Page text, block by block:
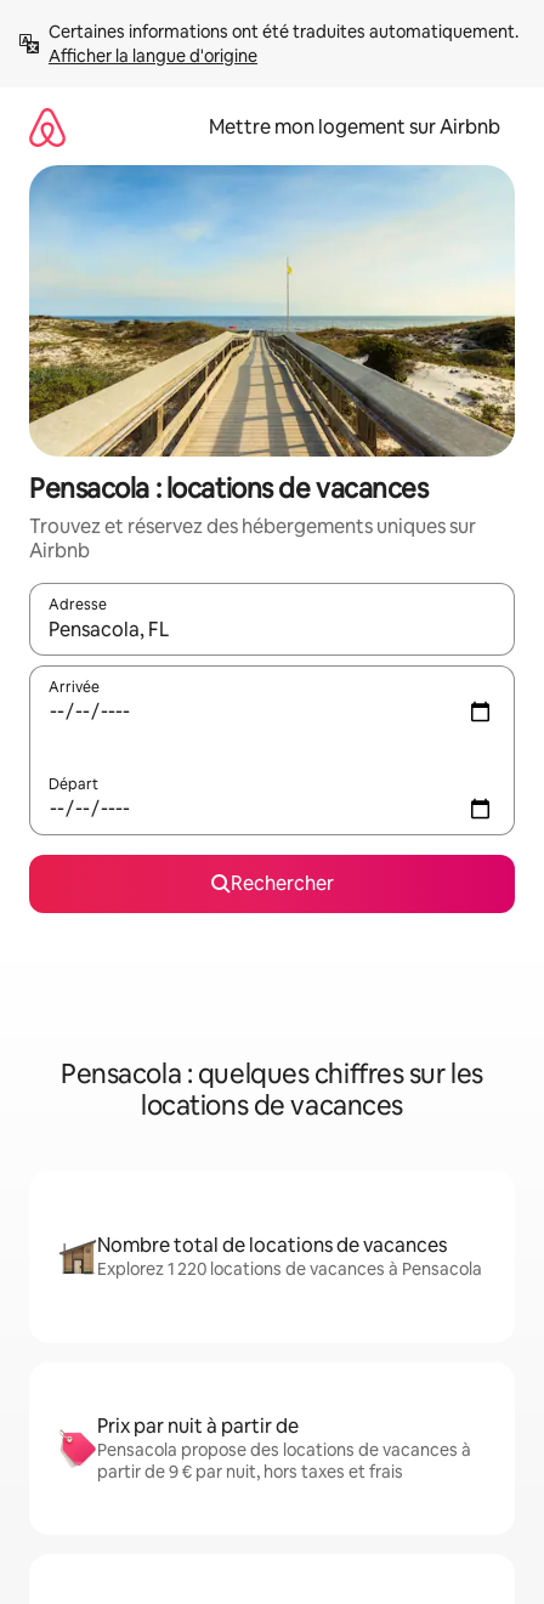
directement
Afficher la langue d'origine
Mettre mon logement sur Airbnb
Pensacola : locations de vacances
Trouvez et réservez des hébergements uniques sur
Airbnb
Adresse
Lorsque les résultats s'affichent, utilisez les flèches vers le
Arrivée
Départ
Rechercher
Pensacola : quelques chiffres sur les
locations de vacances
Nombre total de locations de vacances
Explorez 1 220 locations de vacances à Pensacola
Prix par nuit à partir de
Pensacola propose des locations de vacances à
partir de 9 € par nuit, hors taxes et frais